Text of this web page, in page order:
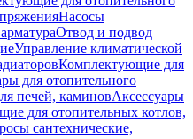
Насосы
Отвод и подвод
Управление климатической
Комплектующие для
для отопительного
печей, каминовАксессуары
для отопительных котлов,
сантехнические,